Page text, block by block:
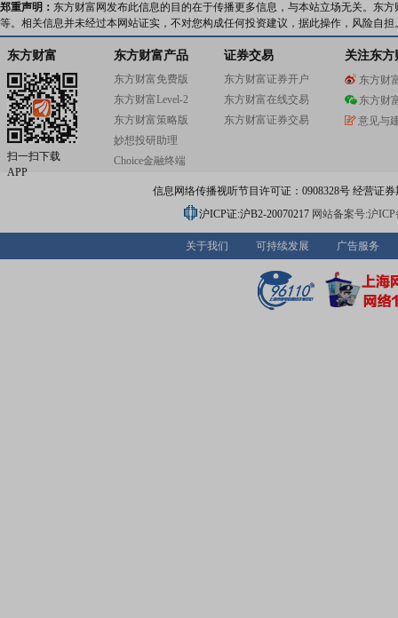
郑重声明： 东方财富网发布此信息的目的在于传播更多信息，与本站立场无关。东
等。相关信息并未经过本网站证实，不对您构成任何投资建议，据此操作，风险自担